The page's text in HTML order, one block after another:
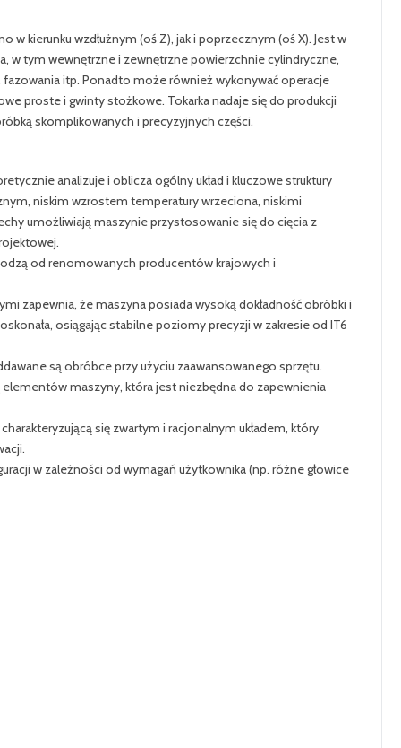
w kierunku wzdłużnym (oś Z), jak i poprzecznym (oś X). Jest w
w tym wewnętrzne i zewnętrzne powierzchnie cylindryczne,
itp. Ponadto może również wykonywać operacje
proste i gwinty stożkowe. Tokarka nadaje się do produkcji
skomplikowanych i precyzyjnych części.
analizuje i oblicza ogólny układ i kluczowe struktury
niskim wzrostem temperatury wrzeciona, niskimi
umożliwiają maszynie przystosowanie się do cięcia z
od renomowanych producentów krajowych i
zapewnia, że maszyna posiada wysoką dokładność obróbki i
osiągając stabilne poziomy precyzji w zakresie od IT6
są obróbce przy użyciu zaawansowanego sprzętu.
maszyny, która jest niezbędna do zapewnienia
się zwartym i racjonalnym układem, który
w zależności od wymagań użytkownika (np. różne głowice